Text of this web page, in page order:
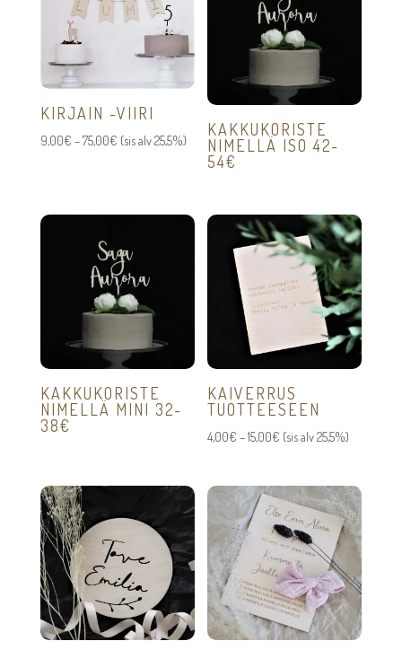
KIRJAIN -VIIRI
9,00€ –75,00€Hintaluokka:
(sis alv 25,5%)
KAKKUKORISTE
NIMELLÄ ISO 42-
54€
KAKKUKORISTE
NIMELLÄ MINI 32-
38€
KAIVERRUS
TUOTTEESEEN
4,00€ –15,00€ Hintaluokka:
-
15,00€
(sis alv 25,5%)